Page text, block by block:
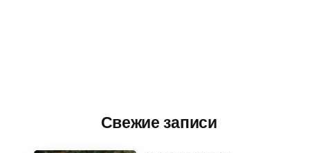
Свежие записи